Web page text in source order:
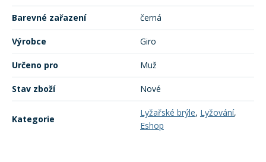
Barevné zařazení černá
Výrobce Giro
Určeno pro Muž
Stav zboží Nové
Kategorie
Lyžařské brýle, Lyžování,
Eshop